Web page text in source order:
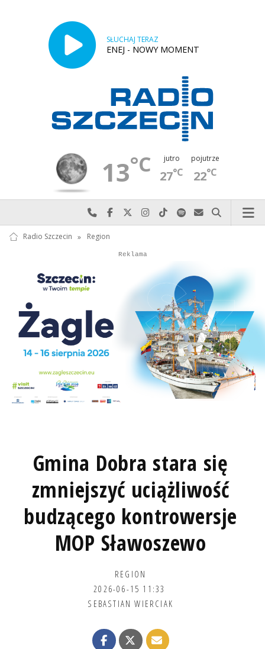
SŁUCHAJ TERAZ
ENEJ - NOWY MOMENT
13°C jutro
27°C
pojutrze
22°C
Najlepiej po prostu do nas zadzwoń
Odwiedź nas na Facebook-u
Odwiedź nas na X
Odwiedź nas na Instagram-ie
Odwiedź nas na TikTok-u
Szukaj nas na Spotify
Wyślij do nas
Szukaj
Radio Szczecin » Region
Autopromocja
Reklama
Gmina Dobra stara się
zmniejszyć uciążliwość
budzącego kontrowersje
MOP Sławoszewo
REGION
2026-06-15 11:33
SEBASTIAN WIERCIAK